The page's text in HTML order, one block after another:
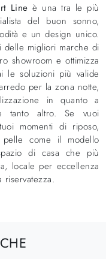
Line è una tra le più
del buon sonno,
e un design unico.
delle migliori marche di
showroom e ottimizza
le soluzioni più valide
per la zona notte,
in quanto a
tanto altro. Se vuoi
momenti di riposo,
come il modello
di casa che più
locale per eccellenza